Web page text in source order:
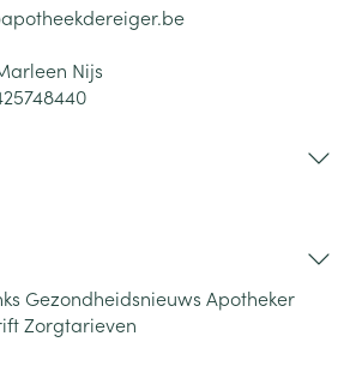
apotheekdereiger.be
Nijs
Gezondheidsnieuws Apotheker
Zorgtarieven